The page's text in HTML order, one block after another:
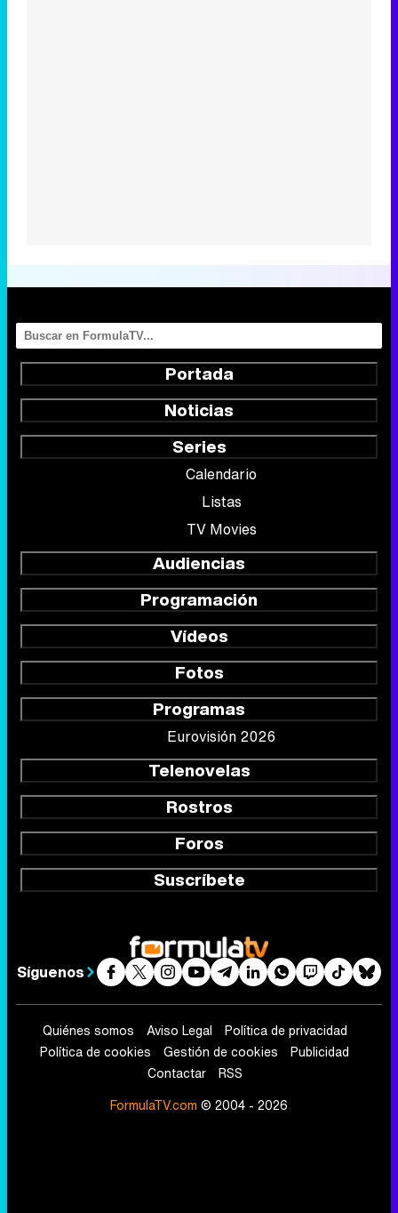
Portada
Noticias
Series
Calendario
Listas
TV Movies
Audiencias
Programación
Vídeos
Fotos
Programas
Eurovisión 2026
Telenovelas
Rostros
Foros
Suscríbete
Síguenos
Quiénes somos Aviso Legal
Política de privacidad
Política de cookies
Gestión de cookies
Publicidad
Contactar
RSS
FormulaTV.com © 2004 - 2026